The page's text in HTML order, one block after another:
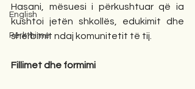
English
Përkthime
Hasani, mësuesi i përkushtuar që ia
kushtoi jetën shkollës, edukimit dhe
shërbimit ndaj komunitetit të tij.
Fillimet dhe formimi